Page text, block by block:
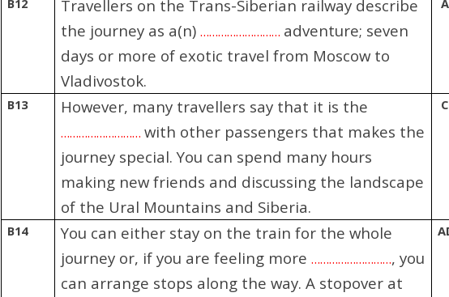
B12
Travellers on the Trans-Siberian railway describe
the journey as a(n)……………………… adventure; seven
days or more of exotic travel from Moscow to
Vladivostok.
B13 However, many travellers say that it is the
………………………with other passengers that makes the
journey special. You can spend many hours
making new friends and discussing the landscape
of the Ural Mountains and Siberia.
B14
You can either stay on the train for the whole
journey or, if you are feeling more………………………, you
can arrange stops along the way. A stopover at